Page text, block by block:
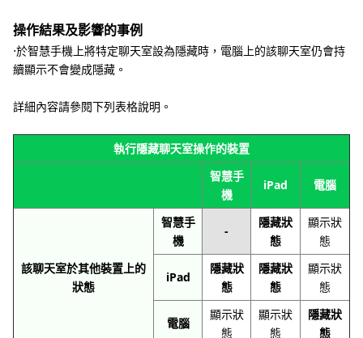
操作結果及影響的事例
⋅於智慧手機上將特定聊天室設為隱藏時，電腦上的該聊天室仍會持
續顯示不會變成隱藏。
詳細內容請參閱下列表格說明。
執行隱藏聊天室操作的裝置
智慧手
機
iPad 電腦
該聊天室於其他裝置上的
狀態
智慧手
機
-
隱藏狀
態
顯示狀
態
iPad
隱藏狀
態
隱藏狀
態
顯示狀
態
電腦
顯示狀
態
顯示狀
態
隱藏狀
態